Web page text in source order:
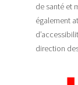
de santé et
également
direction